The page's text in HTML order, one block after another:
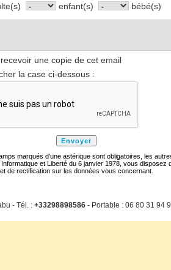
enfant(s)
bébé(s)
une copie de cet email
la case ci-dessous :
marqués d'une astérique sont obligatoires, les
et Liberté du 6 janvier 1978, vous disposez
et de rectification sur les données vous concernant.
- Tél. : +33298898586 - Portable : 06 80 31 94